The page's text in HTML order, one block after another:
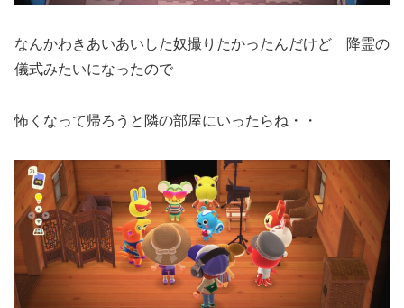
なんかわきあいあいした奴撮りたかったんだけど 降霊の
儀式みたいになったので
怖くなって帰ろうと隣の部屋にいったらね・・